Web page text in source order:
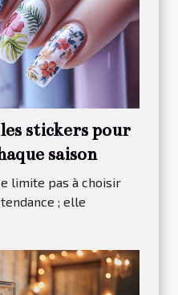
stickers pour
saison
limite pas à choisir
; elle